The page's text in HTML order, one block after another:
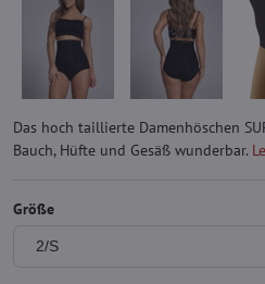
Das hoch taillierte Damenhöschen
Bauch, Hüfte und Gesäß wunderbar.
Größe